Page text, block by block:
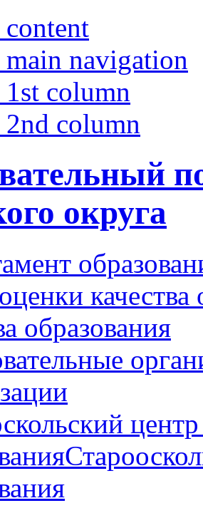
navigation
column
column
округа
качества
образования